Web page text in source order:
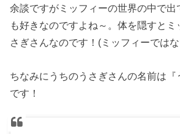
余談ですがミッフィーの世界の中で出
も好きなのですよね～。体を隠すとミ
さぎさんなのです！(ミッフィーでは
ちなみにうちのうさぎさんの名前は『
です！